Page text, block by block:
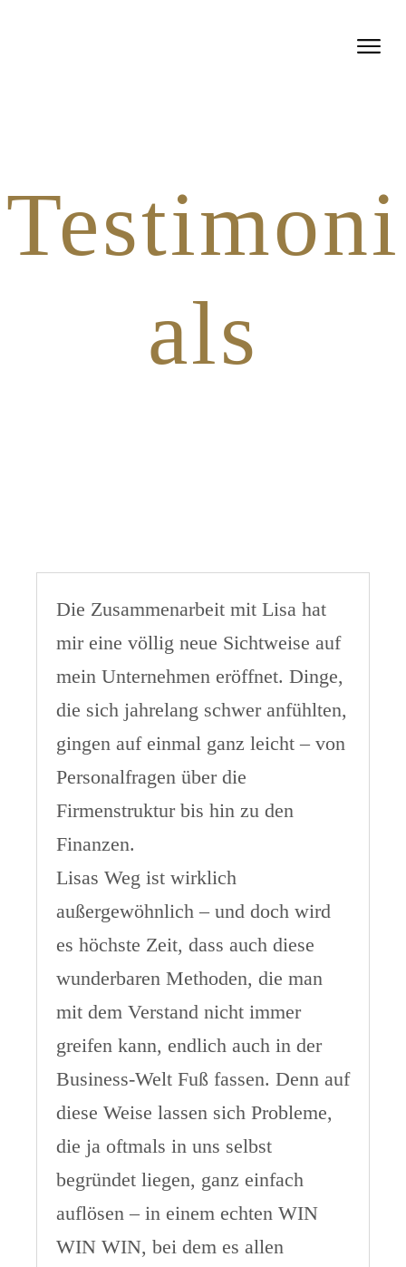
Testimoni
als
Die Zusammenarbeit mit Lisa hat
mir eine völlig neue Sichtweise auf
mein Unternehmen eröffnet. Dinge,
die sich jahrelang schwer anfühlten,
gingen auf einmal ganz leicht – von
Personalfragen über die
Firmenstruktur bis hin zu den
Finanzen.
Lisas Weg ist wirklich
außergewöhnlich – und doch wird
es höchste Zeit, dass auch diese
wunderbaren Methoden, die man
mit dem Verstand nicht immer
greifen kann, endlich auch in der
Business-Welt Fuß fassen. Denn auf
diese Weise lassen sich Probleme,
die ja oftmals in uns selbst
begründet liegen, ganz einfach
auflösen – in einem echten WIN
WIN WIN, bei dem es allen